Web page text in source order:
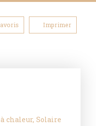
Imprimer
chaleur, Solaire